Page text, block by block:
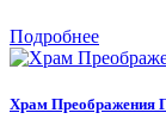
Подробнее
Храм Преображения